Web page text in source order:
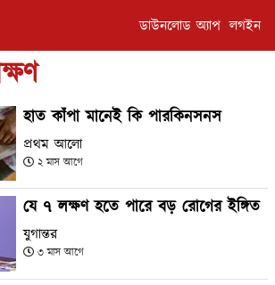
ডাউনলোড অ্যাপ লগইন
হাত কাঁপা মানেই কি পারকিনসনস
প্রথম আলো
২ মাস আগে
যে ৭ লক্ষণ হতে পারে বড় রোগের ইঙ্গিত
যুগান্তর
৩ মাস আগে